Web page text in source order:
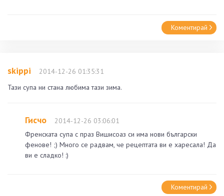
Коментирай
skippi
2014-12-26 01:35:31
Тази супа ни стана любима тази зима.
Гисчо
2014-12-26 03:06:01
Френската супа с праз Вишисоаз си има нови български
фенове! ;) Много се радвам, че рецептата ви е харесала! Да
ви е сладко! :)
Коментирай